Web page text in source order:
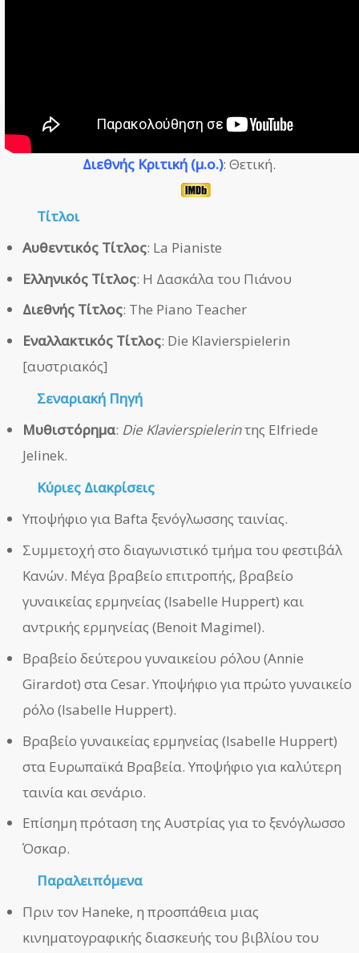
Διεθνής Κριτική (μ.ο.): Θετική.
Τίτλοι
Αυθεντικός Τίτλος: La Pianiste
Ελληνικός Τίτλος: Η Δασκάλα του Πιάνου
Διεθνής Τίτλος: The Piano Teacher
Εναλλακτικός Τίτλος: Die Klavierspielerin
[αυστριακός]
Σεναριακή Πηγή
Μυθιστόρημα: Die Klavierspielerinτης Elfriede
Jelinek.
Κύριες Διακρίσεις
Υποψήφιο για Bafta ξενόγλωσσης ταινίας.
Συμμετοχή στο διαγωνιστικό τμήμα του φεστιβάλ
Κανών. Μέγα βραβείο επιτροπής, βραβείο
γυναικείας ερμηνείας (Isabelle Huppert) και
αντρικής ερμηνείας (Benoit Magimel).
Βραβείο δεύτερου γυναικείου ρόλου (Annie
Girardot) στα Cesar. Υποψήφιο για πρώτο γυναικείο
ρόλο (Isabelle Huppert).
Βραβείο γυναικείας ερμηνείας (Isabelle Huppert)
στα Ευρωπαϊκά Βραβεία. Υποψήφιο για καλύτερη
ταινία και σενάριο.
Επίσημη πρόταση της Αυστρίας για το ξενόγλωσσο
Όσκαρ.
Παραλειπόμενα
Πριν τον Haneke, η προσπάθεια μιας
κινηματογραφικής διασκευής του βιβλίου του